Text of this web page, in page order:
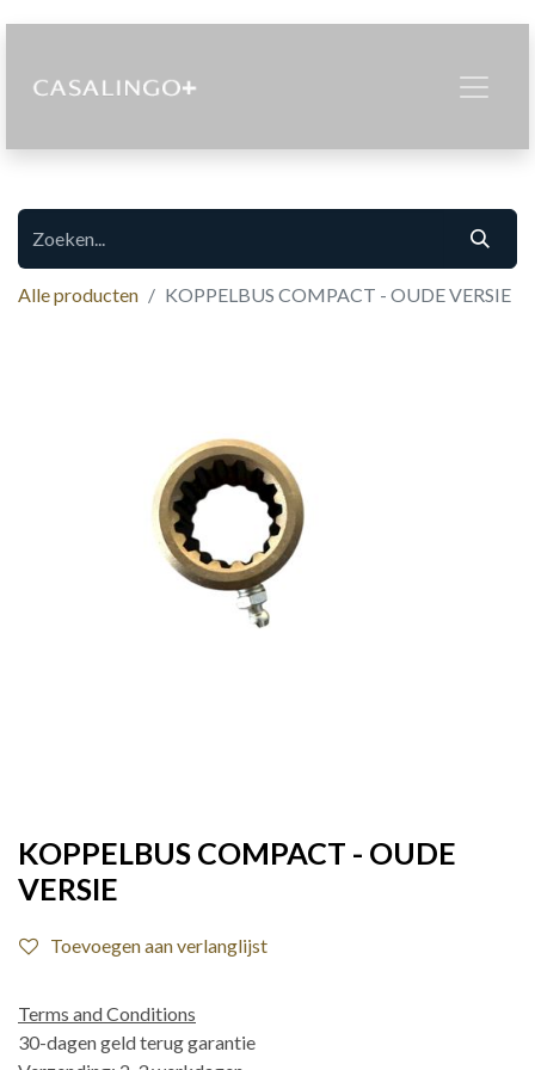
Alle producten KOPPELBUS COMPACT - OUDE VERSIE
KOPPELBUS COMPACT - OUDE
VERSIE
Toevoegen aan verlanglijst
Terms and Conditions
30-dagen geld terug garantie